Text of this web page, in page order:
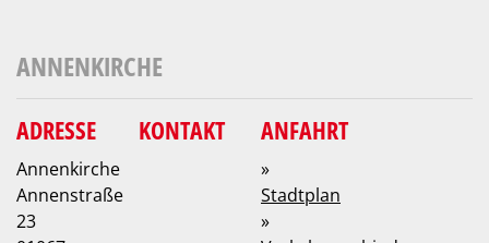
ANNENKIRCHE
ADRESSE
Annenkirche
Annenstraße
23
KONTAKT ANFAHRT
»
Stadtplan
»